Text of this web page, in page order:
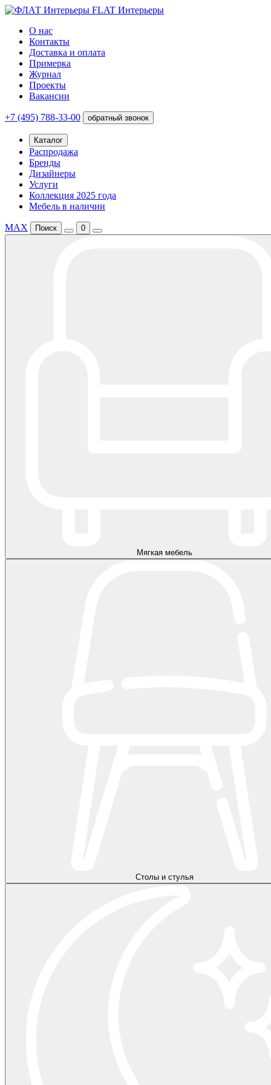
FLAT Интерьеры
О нас
Контакты
Доставка и оплата
Примерка
Журнал
Проекты
Вакансии
+7 (495) 788-33-00 обратный звонок
Каталог
Распродажа
Бренды
Дизайнеры
Услуги
Коллекция 2025 года
Мебель в наличии
MAX Поиск 0
Мягкая мебель
Столы и стулья